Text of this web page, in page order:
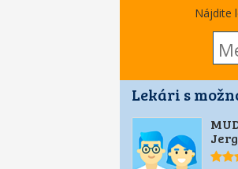
Nájdite
Lekári s